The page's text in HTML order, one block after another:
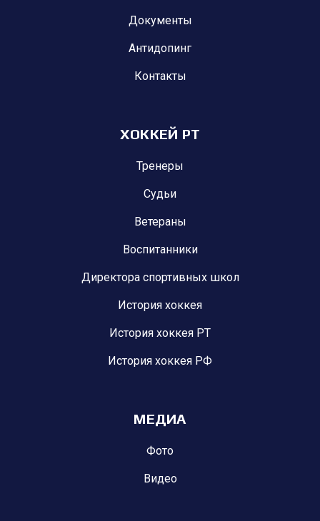
Документы
Антидопинг
Контакты
ХОККЕЙ РТ
Тренеры
Судьи
Ветераны
Воспитанники
Директора спортивных школ
История хоккея
История хоккея РТ
История хоккея РФ
МЕДИА
Фото
Видео